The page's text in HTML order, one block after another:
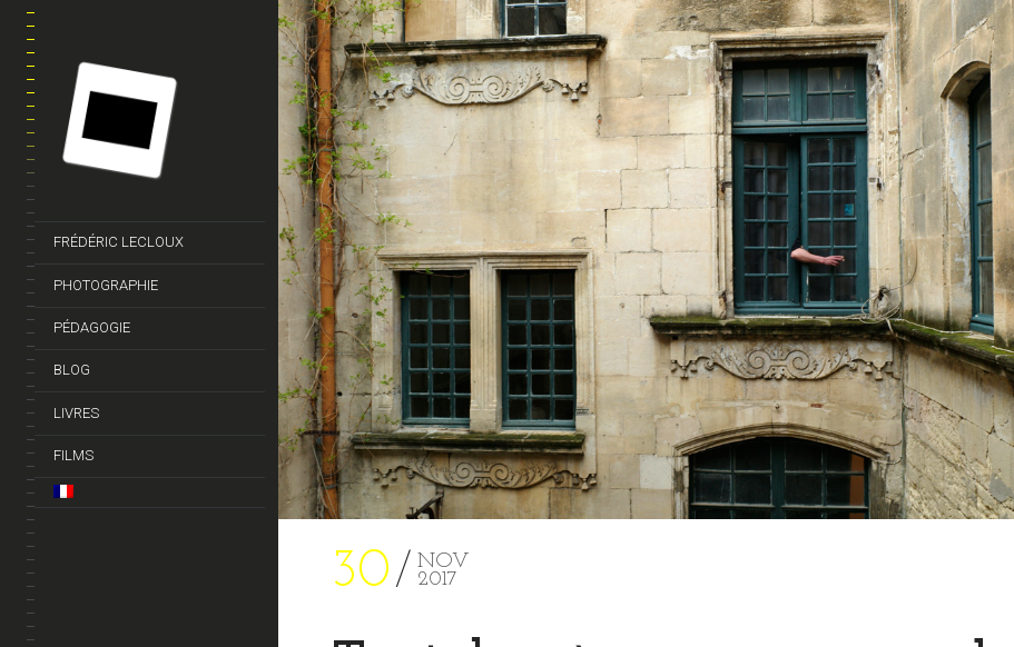
FRÉDÉRIC LECLOUX
PHOTOGRAPHIE
PÉDAGOGIE
BLOG
LIVRES
FILMS
30
NOV
2017